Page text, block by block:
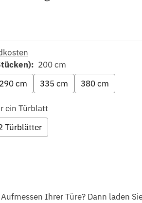
200 cm
290 cm 335 cm 380 cm
ein Türblatt
Türblätter
Ihrer Türe? Dann laden